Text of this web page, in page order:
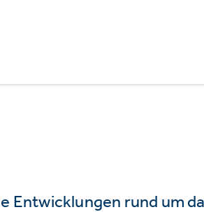
Entwicklungen rund um